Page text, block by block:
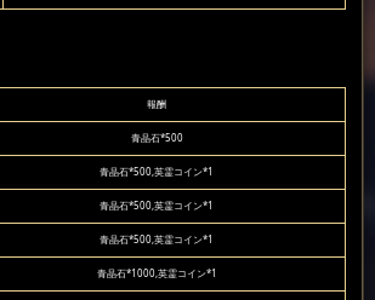
報酬
青晶石*500
青晶石*500,英霊コイン*1
青晶石*500,英霊コイン*1
青晶石*500,英霊コイン*1
青晶石*1000,英霊コイン*1